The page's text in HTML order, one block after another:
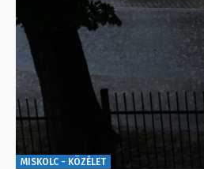
MISKOLC - KÖZÉLET